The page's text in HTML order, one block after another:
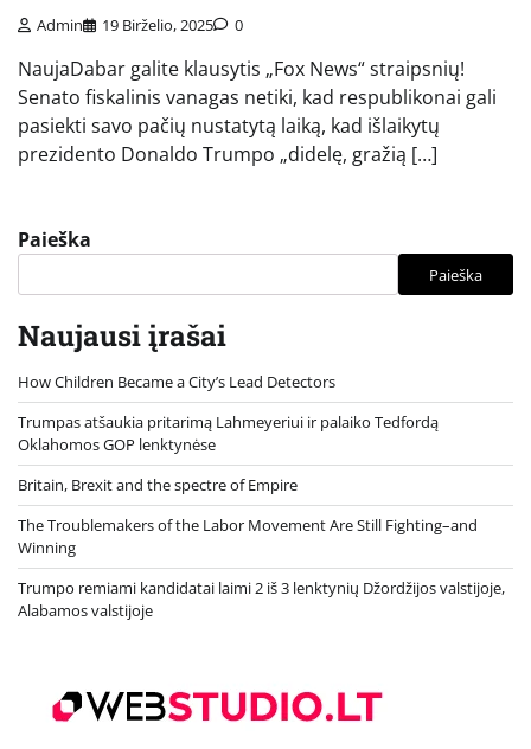
Admin 19 Birželio, 2025 0
NaujaDabar galite klausytis „Fox News“ straipsnių!
Senato fiskalinis vanagas netiki, kad respublikonai gali
pasiekti savo pačių nustatytą laiką, kad išlaikytų
prezidento Donaldo Trumpo „didelę, gražią […]
Paieška
Paieška
Naujausi įrašai
How Children Became a City’s Lead Detectors
Trumpas atšaukia pritarimą Lahmeyeriui ir palaiko Tedfordą
Oklahomos GOP lenktynėse
Britain, Brexit and the spectre of Empire
The Troublemakers of the Labor Movement Are Still Fighting–and
Winning
Trumpo remiami kandidatai laimi 2 iš 3 lenktynių Džordžijos valstijoje,
Alabamos valstijoje